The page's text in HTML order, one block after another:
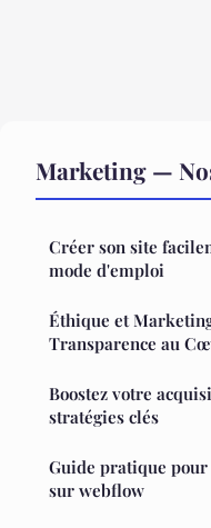
Marketing —
Créer son site
mode d'emploi
Éthique et
Transparence au
Boostez votre
stratégies clés
Guide pratique pour
sur webflow